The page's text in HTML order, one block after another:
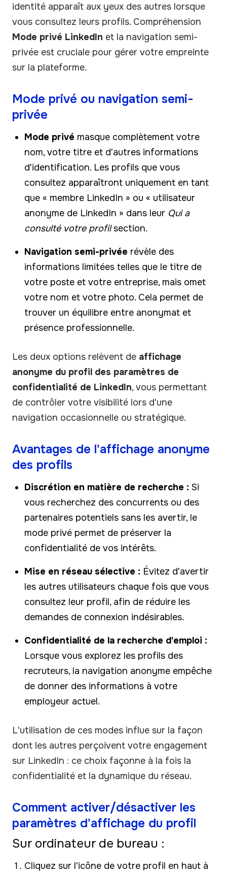
identité apparaît aux yeux des autres lorsque
vous consultez leurs profils. Compréhension
Mode privé LinkedIn et la navigation semi-
privée est cruciale pour gérer votre empreinte
sur la plateforme.
Mode privé ou navigation semi-
privée
Mode privé masque complètement votre
nom, votre titre et d'autres informations
d'identification. Les profils que vous
consultez apparaîtront uniquement en tant
que « membre LinkedIn » ou « utilisateur
anonyme de LinkedIn » dans leur Qui a
consulté votre profilsection.
Navigation semi-privée révèle des
informations limitées telles que le titre de
votre poste et votre entreprise, mais omet
votre nom et votre photo. Cela permet de
trouver un équilibre entre anonymat et
présence professionnelle.
Les deux options relèvent de affichage
anonyme du profil des paramètres de
confidentialité de LinkedIn, vous permettant
de contrôler votre visibilité lors d'une
navigation occasionnelle ou stratégique.
Avantages de l'affichage anonyme
des profils
Discrétion en matière de recherche : Si
vous recherchez des concurrents ou des
partenaires potentiels sans les avertir, le
mode privé permet de préserver la
confidentialité de vos intérêts.
Mise en réseau sélective : Évitez d'avertir
les autres utilisateurs chaque fois que vous
consultez leur profil, afin de réduire les
demandes de connexion indésirables.
Confidentialité de la recherche d'emploi :
Lorsque vous explorez les profils des
recruteurs, la navigation anonyme empêche
de donner des informations à votre
employeur actuel.
L'utilisation de ces modes influe sur la façon
dont les autres perçoivent votre engagement
sur LinkedIn : ce choix façonne à la fois la
confidentialité et la dynamique du réseau.
Comment activer/désactiver les
paramètres d'affichage du profil
Sur ordinateur de bureau :
Cliquez sur l'icône de votre profil en haut à